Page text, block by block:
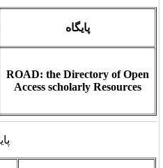
نشانی
ROAD:
لینک
پایگاه های نمایه کننده نشریه